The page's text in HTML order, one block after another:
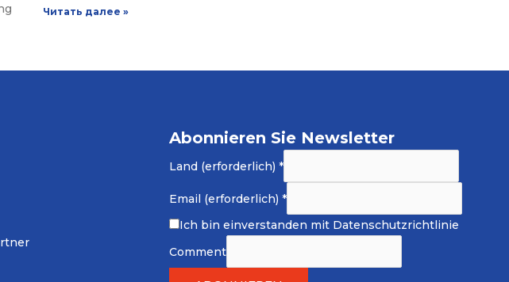
Читать далее »
Abonnieren Sie Newsletter
Land (erforderlich) *
Email (erforderlich) *
Ich bin einverstanden mit Datenschutzrichtlinie
Comment